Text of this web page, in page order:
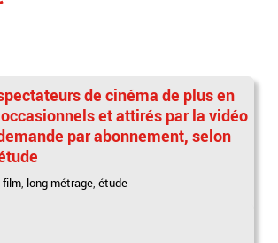
de cinéma de plus en
et attirés par la vidéo
par abonnement, selon
film, long métrage,étude